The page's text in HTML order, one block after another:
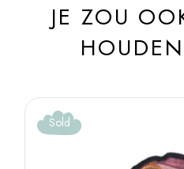
JE ZOU
Sold